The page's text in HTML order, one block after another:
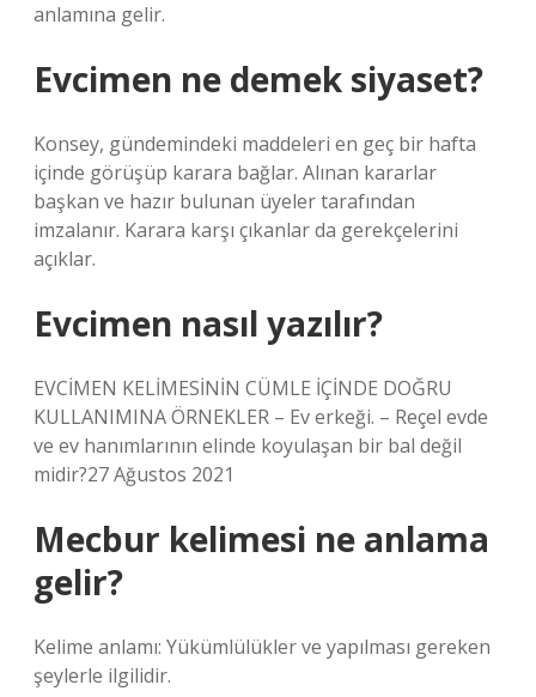
anlamına gelir.
Evcimen ne demek siyaset?
Konsey, gündemindeki maddeleri en geç bir hafta
içinde görüşüp karara bağlar. Alınan kararlar
başkan ve hazır bulunan üyeler tarafından
imzalanır. Karara karşı çıkanlar da gerekçelerini
açıklar.
Evcimen nasıl yazılır?
EVCİMEN KELİMESİNİN CÜMLE İÇİNDE DOĞRU
KULLANIMINA ÖRNEKLER – Ev erkeği. – Reçel evde
ve ev hanımlarının elinde koyulaşan bir bal değil
midir?27 Ağustos 2021
Mecbur kelimesi ne anlama
gelir?
Kelime anlamı: Yükümlülükler ve yapılması gereken
şeylerle ilgilidir.